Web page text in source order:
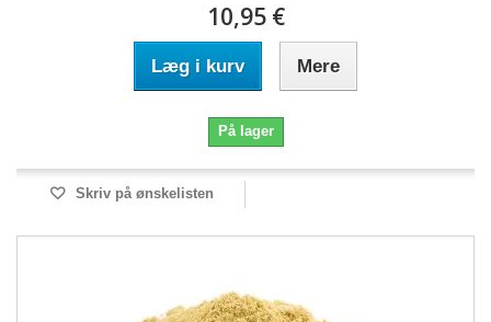
10,95 €
Læg i kurv Mere
På lager
Skriv på ønskelisten